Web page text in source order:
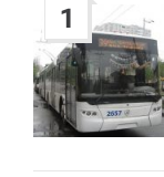
і
я
з
1